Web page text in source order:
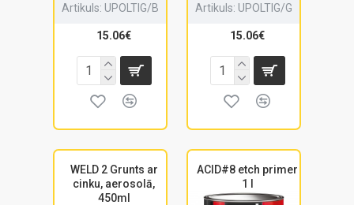
Artikuls: UPOLTIG/B
15.06€
Artikuls: UPOLTIG/G
15.06€
WELD 2 Grunts ar
cinku, aerosolā,
450ml
ACID#8 etch primer
1 l